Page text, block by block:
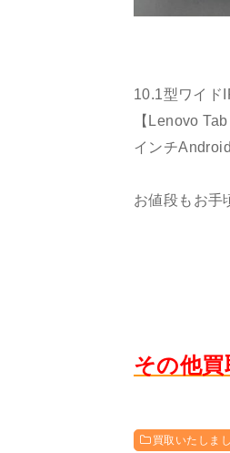
10.1型ワイド
【Lenovo
インチ
お値段もお手
その他買
買取いたしま